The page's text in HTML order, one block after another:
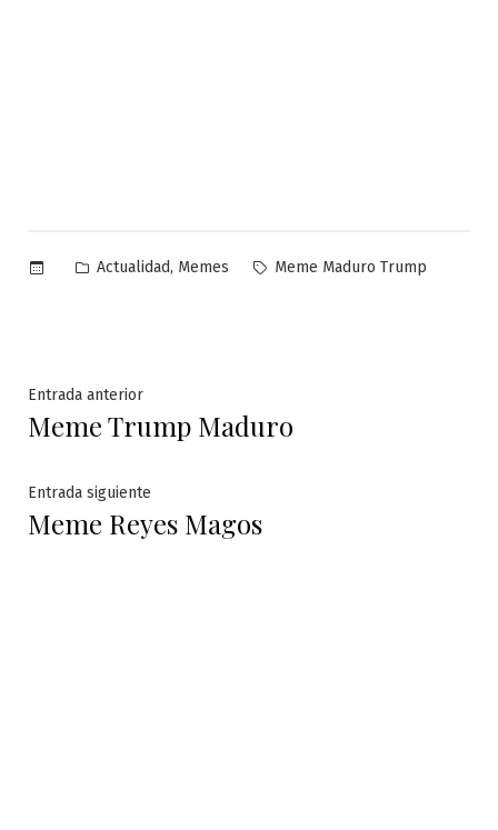
Publicado
Actualidad, Memes Etiquetas:
Meme Maduro Trump
Navegación
de
entradas
Entrada anteriorEntrada
anterior:
Meme Trump Maduro
Entrada siguiente
siguiente:
Meme Reyes Magos